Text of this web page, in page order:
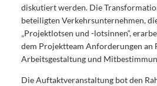
diskutiert werden. Die
beteiligten Verkehrsunternehmen,
„Projektlotsen und -lotsinnen“,
dem Projektteam Anforderungen an
Arbeitsgestaltung und
Die Auftaktveranstaltung bot den